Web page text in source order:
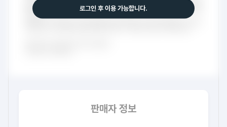
판매자 정보
로그인 후 이용 가능합니다.